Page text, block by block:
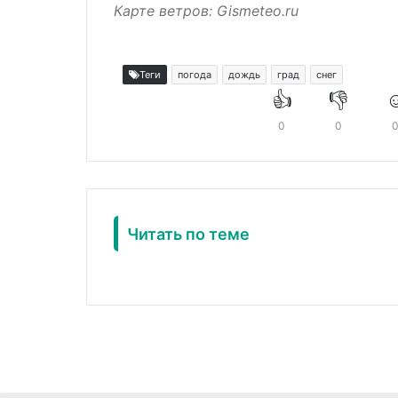
Карте ветров: Gismeteo.ru
Теги погода дождь град снег
👍
0
👎
0 0
Читать по теме